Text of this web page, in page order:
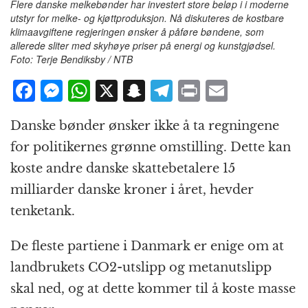
Flere danske melkebønder har investert store beløp i i moderne
utstyr for melke- og kjøttproduksjon. Nå diskuteres de kostbare
klimaavgiftene regjeringen ønsker å påføre bøndene, som
allerede sliter med skyhøye priser på energi og kunstgjødsel.
Foto: Terje Bendiksby / NTB
F
a
c
e
b
o
o
k
M
ss
e
n
g
e
r
W
h
at
s
A
p
X S
n
a
p
c
h
T
el
e
g
r
a
P
n
t
m
ai
l
Danske bønder ønsker ikke å ta regningene
for politikernes grønne omstilling. Dette kan
koste andre danske skattebetalere 15
milliarder danske kroner i året, hevder
tenketank.
De fleste partiene i Danmark er enige om at
landbrukets CO2-utslipp og metanutslipp
skal ned, og at dette kommer til å koste masse